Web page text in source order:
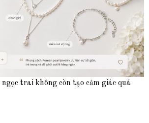
trai không còn tạo cảm giác quá